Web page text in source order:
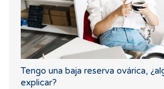
Tengo una baja reserva ovárica,
explicar?